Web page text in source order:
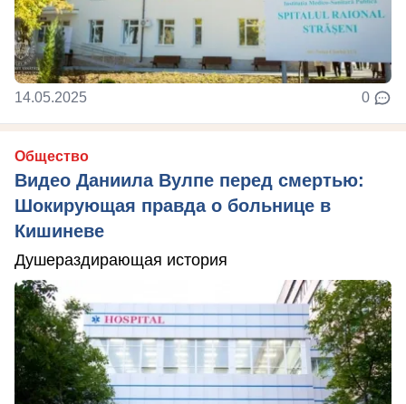
14.05.2025 0
Общество
Видео Даниила Вулпе перед смертью:
Шокирующая правда о больнице в
Кишиневе
Душераздирающая история